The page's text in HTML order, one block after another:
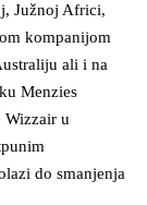
Južnoj Africi,
kompanijom
ali i na
Menzies
Wizzair u
do smanjenja